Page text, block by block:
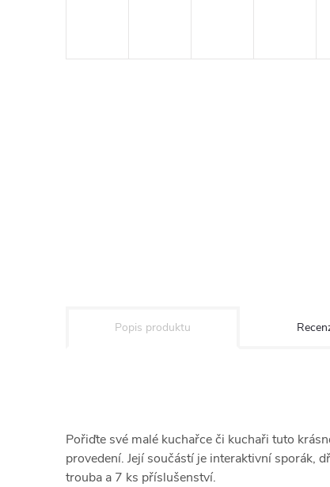
Popis produktu
Pořiďte své malé kuchařce či kuchaři tuto
provedení. Její součástí je interaktivní sporák,
trouba a 7 ks příslušenství.